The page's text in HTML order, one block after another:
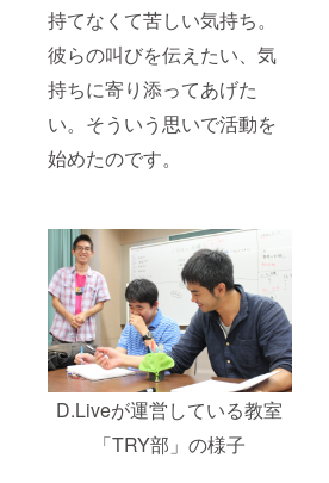
持てなくて苦しい気持ち。
彼らの叫びを伝えたい、気
持ちに寄り添ってあげた
い。そういう思いで活動を
始めたのです。
D.Liveが運営している教室
「TRY部」の様子